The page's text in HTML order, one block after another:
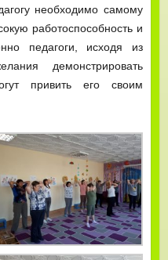
необходимо самому
работоспособность и
педагоги, исходя из
демонстрировать
привить его своим